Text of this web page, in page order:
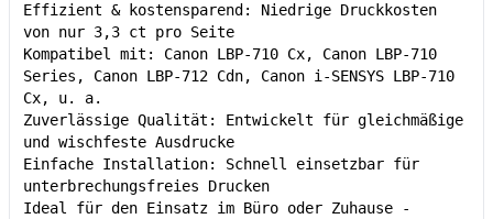
Effizient & kostensparend: Niedrige Druckkosten
von nur 3,3 ct pro Seite
Kompatibel mit: Canon LBP-710 Cx, Canon LBP-710
Series, Canon LBP-712 Cdn, Canon i-SENSYS LBP-710
Cx, u. a.
Zuverlässige Qualität: Entwickelt für gleichmäßige
und wischfeste Ausdrucke
Einfache Installation: Schnell einsetzbar für
unterbrechungsfreies Drucken
Ideal für den Einsatz im Büro oder Zuhause -